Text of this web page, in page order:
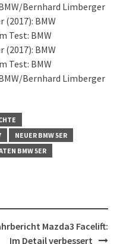
Bernhard Limberger
(2017): BMW
Test: BMW
(2017): BMW
Test: BMW
Bernhard Limberger
NEUER BMW 5ER
BMW 5ER
Mazda3 Facelift:
Im Detail verbessert